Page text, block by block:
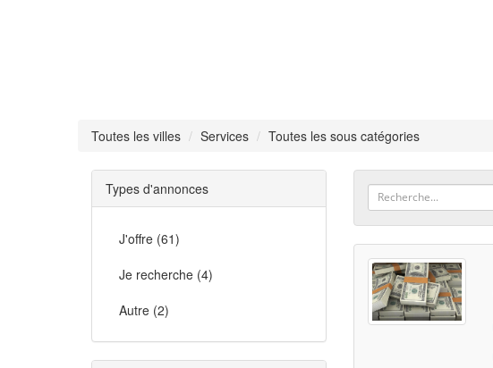
Toutes les villes Services Toutes les sous catégories
Types d'annonces
J'offre (61)
Je recherche (4)
Autre (2)